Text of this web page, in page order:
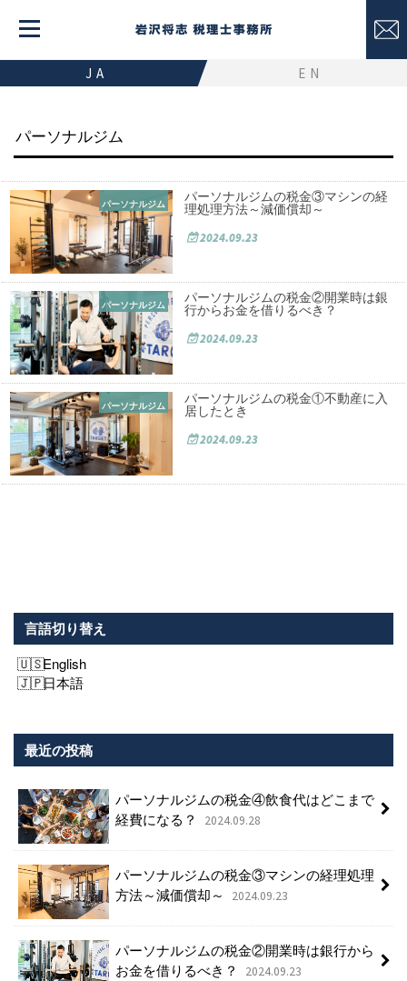
JA EN
パーソナルジム
パーソナルジム
パーソナルジムの税金③マシンの経
理処理方法～減価償却～
2024.09.23
パーソナルジム
パーソナルジムの税金②開業時は銀
行からお金を借りるべき？
2024.09.23
パーソナルジム
パーソナルジムの税金①不動産に入
居したとき
2024.09.23
言語切り替え
English
日本語
最近の投稿
パーソナルジムの税金④飲食代はどこまで
経費になる？
2024.09.28
パーソナルジムの税金③マシンの経理処理
方法～減価償却～
2024.09.23
パーソナルジムの税金②開業時は銀行から
お金を借りるべき？
2024.09.23